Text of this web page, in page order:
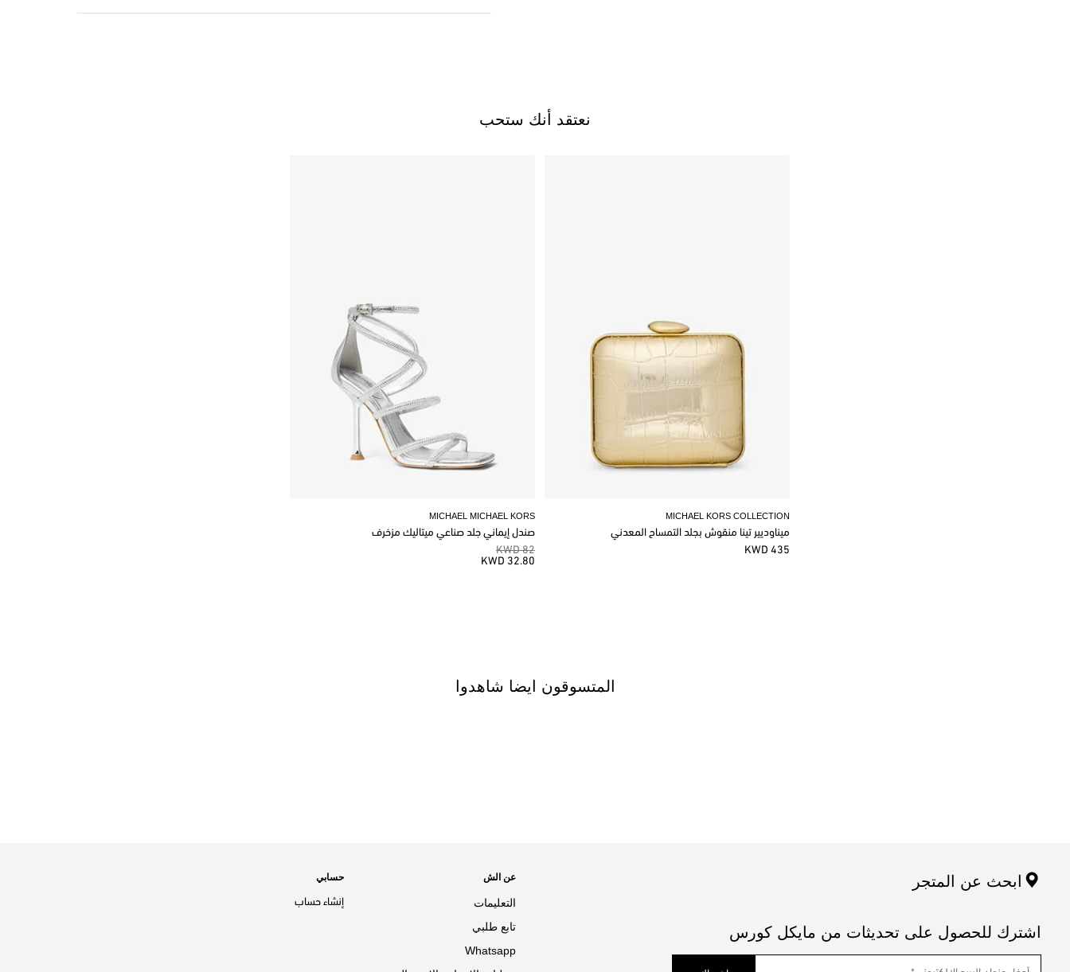
نعتقد أنك ستحب
MICHAEL MICHAEL KORS
صندل إيماني جلد صناعي ميتاليك مزخرف
82 KWD
32.80 KWD
MICHAEL KORS COLLECTION
ميناوديير تينا منقوش بجلد التمساح المعدني
435 KWD
المتسوقون ايضا شاهدوا
ابحث عن المتجر
اشترك للحصول على تحديثات من مايكل كورس
عن الش
التعليمات
تابع طلبي
Whatsapp
حسابي
إنشاء حساب